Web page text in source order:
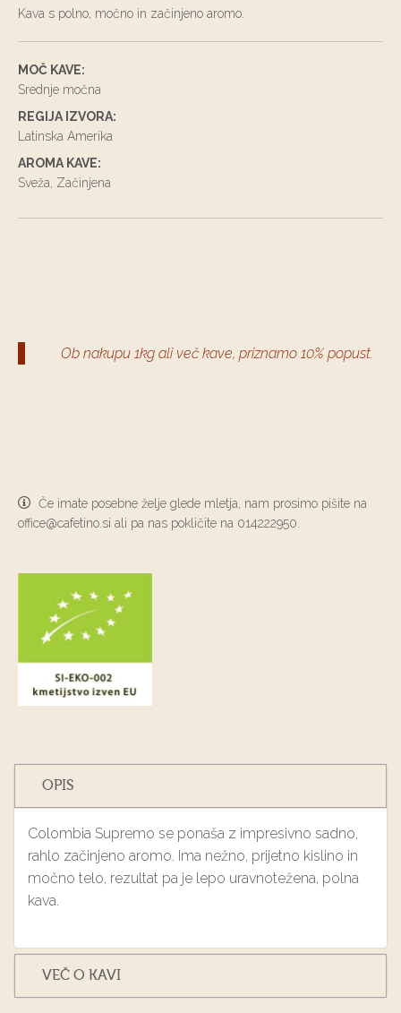
Kava s polno, močno in začinjeno aromo.
MOČ KAVE:
Srednje močna
REGIJA IZVORA:
Latinska Amerika
AROMA KAVE:
Sveža, Začinjena
Ob nakupu 1kg ali več kave, priznamo 10% popust.
Če imate posebne želje glede mletja, nam prosimo pišite na
office@cafetino.si ali pa nas pokličite na 014222950.
OPIS
Colombia Supremo se ponaša z impresivno sadno,
rahlo začinjeno aromo. Ima nežno, prijetno kislino in
močno telo, rezultat pa je lepo uravnotežena, polna
kava.
VEČ O KAVI